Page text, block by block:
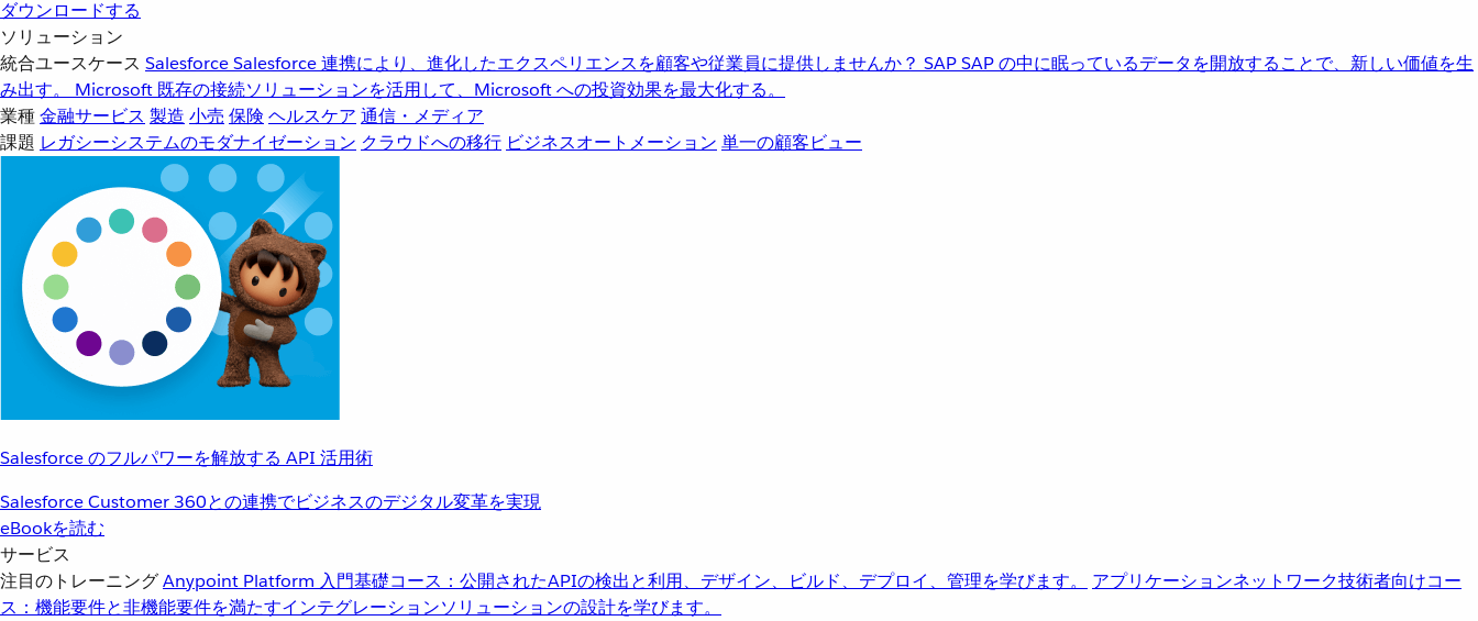
ダウンロードする
ソリューション
統合ユースケース SalesforceSalesforce 連携により、進化したエクスペリエンスを顧客や従業員に提供しませんか？ SAPSAP の中に眠っているデータを開放することで、新しい価値を生
み出す。
Microsoft 既存の接続ソリューションを活用して、Microsoft への投資効果を最大化する。
業種金融サービス 製造 小売 保険 ヘルスケア 通信・メディア
課題 レガシーシステムのモダナイゼーション クラウドへの移行 ビジネスオートメーション 単一の顧客ビュー
Salesforce のフルパワーを解放する API 活用術
Salesforce Customer 360との連携でビジネスのデジタル変革を実現
eBookを読む
サービス
注目のトレーニングAnypoint Platform 入門基礎コース：公開されたAPIの検出と利用、デザイン、ビルド、デプロイ、管理を学びます。 アプリケーションネットワーク技術者向けコー
ス：機能要件と非機能要件を満たすインテグレーションソリューションの設計を学びます。